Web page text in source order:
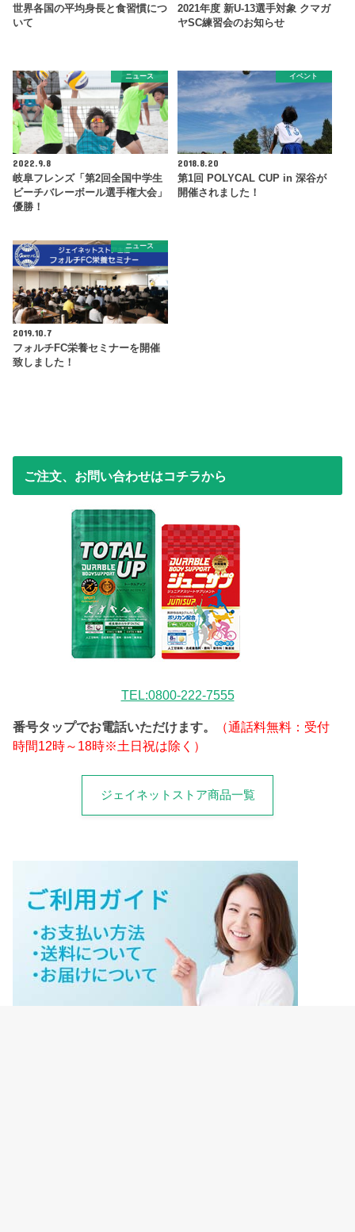
世界各国の平均身長と食習慣につ
いて
2021年度 新U-13選手対象 クマガ
ヤSC練習会のお知らせ
ニュース
2022.9.8
岐阜フレンズ「第2回全国中学生
ビーチバレーボール選手権大会」
優勝！
イベント
2018.8.20
第1回 POLYCAL CUP in 深谷が
開催されました！
ニュース
2019.10.7
フォルチFC栄養セミナーを開催
致しました！
ご注文、お問い合わせはコチラから
TEL:0800-222-7555
番号タップでお電話いただけます。
（通話料無料：受付
時間12時～18時※土日祝は除く）
ジェイネットストア商品一覧